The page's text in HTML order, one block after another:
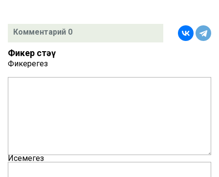
Комментарий 0
Фикер өстәү
Фикерегез
Исемегез